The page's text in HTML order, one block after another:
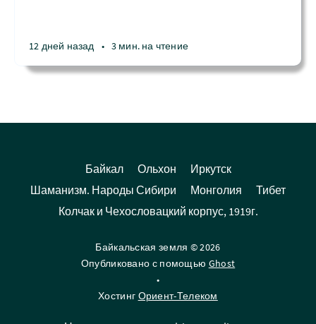
12 дней назад • 3 мин. на чтение
Байкал Ольхон
Иркутск
Шаманизм. Народы Сибири
Монголия
Тибет
Колчак и Чехословацкий корпус, 1919г.
Байкальская земля © 2026
Опубликовано с помощью Ghost
•
Хостинг Ориент-Телеком